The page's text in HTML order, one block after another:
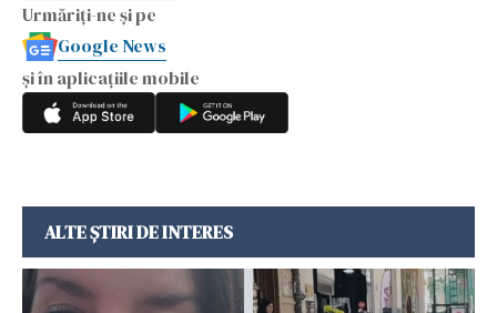
Urmăriți-ne și pe
Google News
și în aplicațiile mobile
ALTE ȘTIRI DE INTERES